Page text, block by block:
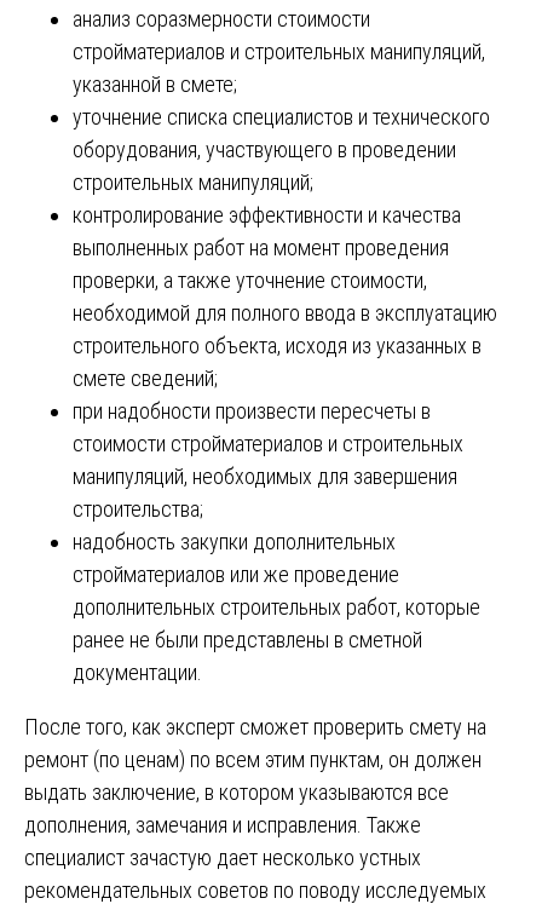
анализ соразмерности стоимости
стройматериалов и строительных манипуляций,
указанной в смете;
уточнение списка специалистов и технического
оборудования, участвующего в проведении
строительных манипуляций;
контролирование эффективности и качества
выполненных работ на момент проведения
проверки, а также уточнение стоимости,
необходимой для полного ввода в эксплуатацию
строительного объекта, исходя из указанных в
смете сведений;
при надобности произвести пересчеты в
стоимости стройматериалов и строительных
манипуляций, необходимых для завершения
строительства;
надобность закупки дополнительных
стройматериалов или же проведение
дополнительных строительных работ, которые
ранее не были представлены в сметной
документации.
После того, как эксперт сможет проверить смету на
ремонт (по ценам) по всем этим пунктам, он должен
выдать заключение, в котором указываются все
дополнения, замечания и исправления. Также
специалист зачастую дает несколько устных
рекомендательных советов по поводу исследуемых